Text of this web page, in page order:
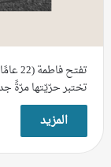
تفتح
تختبر حرّيّتها مرّةً
المزيد